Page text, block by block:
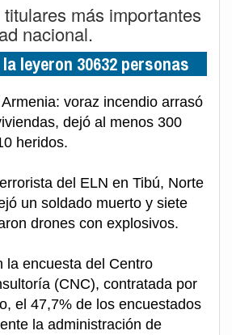
más importantes
nacional.
leyeron 30632 personas
voraz incendio arrasó
dejó al menos 300
heridos.
del ELN en Tibú, Norte
un soldado muerto y siete
drones con explosivos.
la encuesta del Centro
(CNC), contratada por
el 47,7% de los encuestados
la administración de